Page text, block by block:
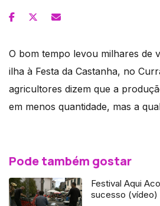
O bom tempo levou milhares de
ilha à Festa da Castanha, no
agricultores dizem que a
em menos quantidade, mas a
Pode também gostar
Festival Aqui
sucesso (vídeo)